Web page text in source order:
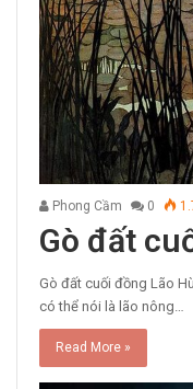
Phong Cầm 0
Gò đất
Gò đất cuối đồng Lão
có thể nói là lão nông…
Read More »